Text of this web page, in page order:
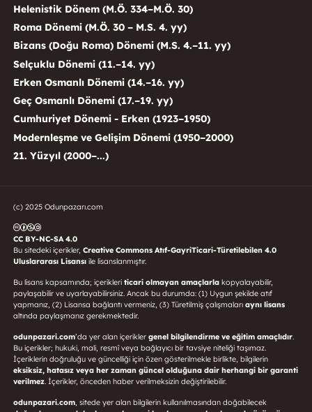
Helenistik Dönem (M.Ö. 334–M.Ö. 30)
Roma Dönemi (M.Ö. 30 – M.S. 4. yy)
Bizans (Doğu Roma) Dönemi (M.S. 4.–11. yy)
Selçuklu Dönemi (11.–14. yy)
Erken Osmanlı Dönemi (14.–16. yy)
Geç Osmanlı Dönemi (17.–19. yy)
Cumhuriyet Dönemi - Erken (1923–1950)
Modernleşme ve Gelişim Dönemi (1950–2000)
21. Yüzyıl (2000–...)
(c) 2025 Odunpazarı.com
CC BY-NC-SA 4.0
Bu sitedeki içerikler, Creative Commons Atıf-GayriTicari-Türetilebilen 4.0
Uluslararası Lisansı ile lisanslanmıştır.
Bu lisans kapsamında; içerikleri ticari olmayan amaçlarlakopyalayabilir,
paylaşabilir ve uyarlayabilirsiniz. Ancak bu durumda: (1) Uygun şekilde atıf
yapmanız, (2) Lisansa bağlantı vermeniz, (3) Türetilmiş çalışmaları aynı lisans
altında paylaşmanız gerekmektedir.
odunpazari.com’da yer alan içerikler genel bilgilendirme ve eğitim amaçlıdır.
Bu içerikler; hukuki, mali, resmî veya bağlayıcı bir tavsiye niteliği taşımaz.
İçeriklerin doğruluğu ve güncelliği için özen gösterilmekle birlikte, bilgilerin
eksiksiz, hatasız veya her zaman güncel olduğuna dair herhangi bir garanti
verilmez. İçerikler, önceden haber verilmeksizin değiştirilebilir.
odunpazari.com, sitede yer alan bilgilerin kullanılmasından doğabilecek